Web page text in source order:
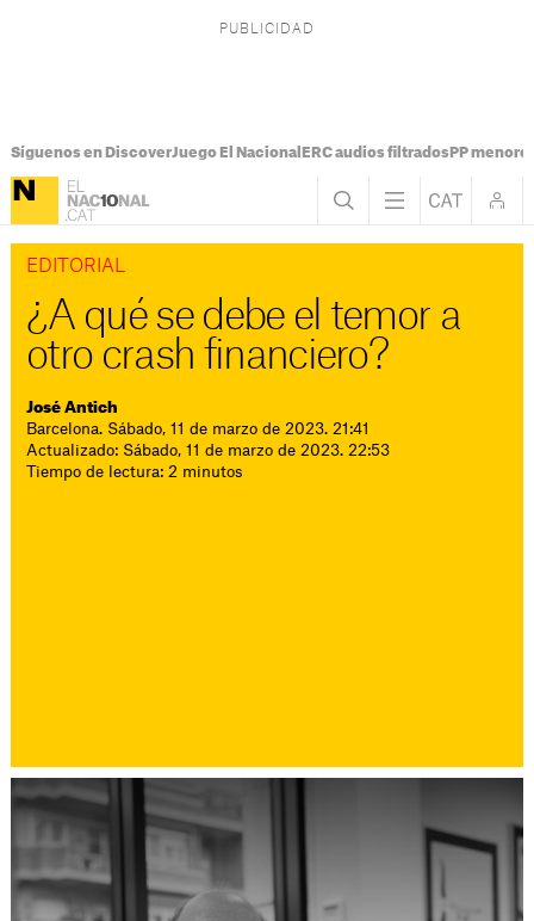
Síguenos en DiscoverJuego El Nacional ERC audios filtradosPP
EDITORIAL
¿A qué se debe el temor a
otro crash financiero?
José Antich
Barcelona. Sábado, 11 de marzo de 2023. 21:41
Actualizado: Sábado, 11 de marzo de 2023. 22:53
Tiempo de lectura: 2 minutos